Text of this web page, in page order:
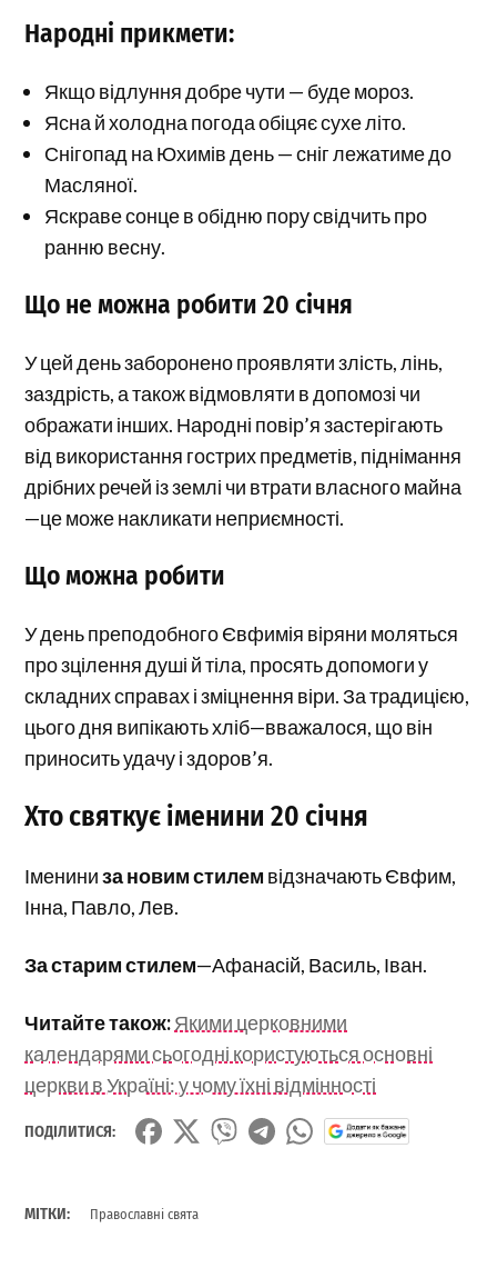
Народні прикмети:
Якщо відлуння добре чути — буде мороз.
Ясна й холодна погода обіцяє сухе літо.
Снігопад на Юхимів день — сніг лежатиме до
Масляної.
Яскраве сонце в обідню пору свідчить про
ранню весну.
Що не можна робити 20 січня
У цей день заборонено проявляти злість, лінь,
заздрість, а також відмовляти в допомозі чи
ображати інших. Народні повір’я застерігають
від використання гострих предметів, піднімання
дрібних речей із землі чи втрати власного майна
—це може накликати неприємності.
Що можна робити
У день преподобного Євфимія віряни моляться
про зцілення душі й тіла, просять допомоги у
складних справах і зміцнення віри. За традицією,
цього дня випікають хліб—вважалося, що він
приносить удачу і здоров’я.
Хто святкує іменини 20 січня
Імениниза новим стилем відзначають Євфим,
Інна, Павло, Лев.
За старим стилем—Афанасій, Василь, Іван.
Читайте також:Якими церковними
календарями сьогодні користуються основні
церкви в Україні: у чому їхні відмінності
ПОДІЛИТИСЯ:
МІТКИ: Православні свята